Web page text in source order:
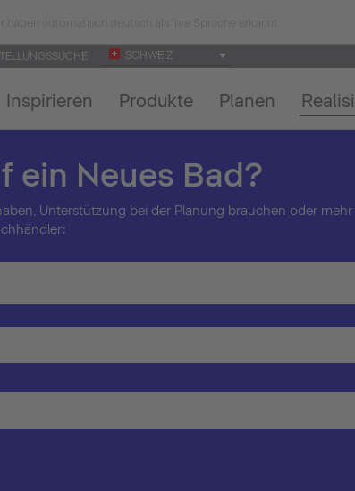
SCHWEIZ
Inspirieren Produkte Planen
ein Neues Bad?
Unterstützung bei der Planung brauchen oder